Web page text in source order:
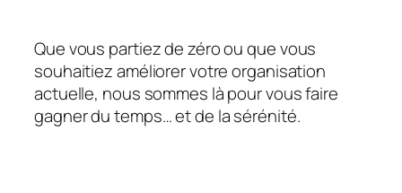
Que vous partiez de zéro ou que vous
souhaitiez améliorer votre organisation
actuelle, nous sommes là pour vous faire
gagner du temps… et de la sérénité.